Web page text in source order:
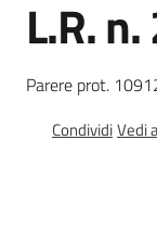
u
t
d
L.R.
Parere prot.
CondividiVedi